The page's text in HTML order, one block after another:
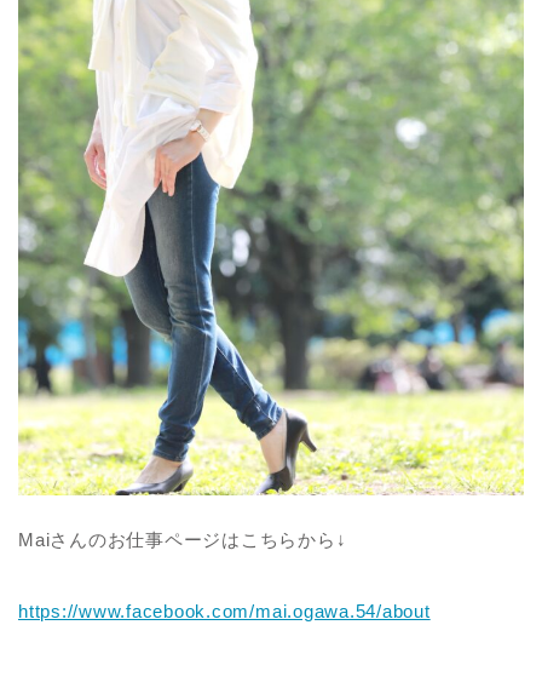
Maiさんのお仕事ページはこちらから↓
https://www.facebook.com/mai.ogawa.54/about